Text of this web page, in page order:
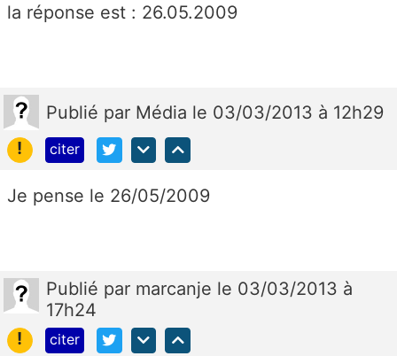
la réponse est : 26.05.2009
Publié par Média le 03/03/2013 à 12h29
!
citer
Je pense le 26/05/2009
Publié par marcanje le 03/03/2013 à
17h24
!
citer